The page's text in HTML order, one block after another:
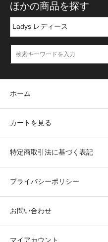
ほかの商品を探す
ホーム
カートを見る
特定商取引法に基づく表記
プライバシーポリシー
お問い合わせ
マイアカウント